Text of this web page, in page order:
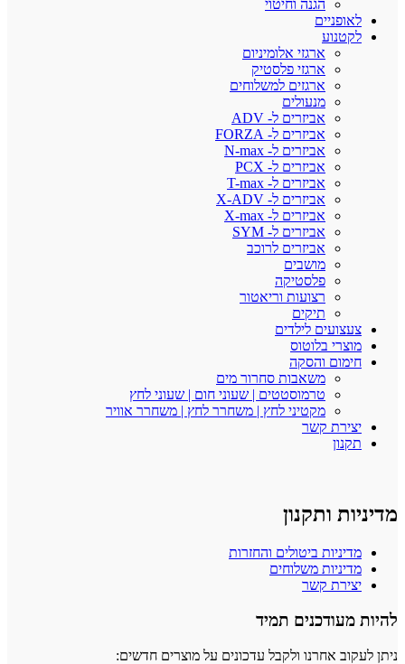
הגנה וחיטוי
לאופניים
לקטנוע
ארגזי אלומיניום
ארגזי פלסטיק
ארגזים למשלוחים
מנעולים
אביזרים ל- ADV
אביזרים ל- FORZA
אביזרים ל- N-max
אביזרים ל- PCX
אביזרים ל- T-max
אביזרים ל- X-ADV
אביזרים ל- X-max
אביזרים ל- SYM
אביזרים לרוכב
מושבים
פלסטיקה
רצועות וריאטור
תיקים
צעצועים לילדים
מוצרי בלוטוס
חימום והסקה
משאבות סחרור מים
טרמוסטטים | שעוני חום | שעוני לחץ
מקטיני לחץ | משחרר לחץ | משחרר אוויר
יצירת קשר
תקנון
מדיניות ותקנון
מדיניות ביטולים והחזרות
מדיניות משלוחים
יצירת קשר
להיות מעודכנים תמיד
ניתן לעקוב אחרנו ולקבל עדכונים על מוצרים חדשים: